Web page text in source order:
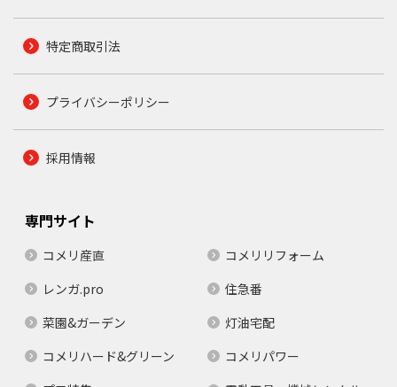
特定商取引法
プライバシーポリシー
採用情報
専門サイト
コメリ産直
コメリリフォーム
レンガ.pro
住急番
菜園&ガーデン
灯油宅配
コメリハード&グリーン
コメリパワー